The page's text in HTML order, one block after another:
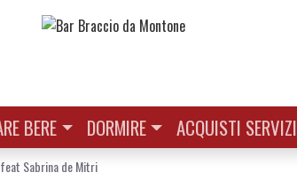
BERE DORMIRE ACQUISTI SERVIZI
feat Sabrina de Mitri